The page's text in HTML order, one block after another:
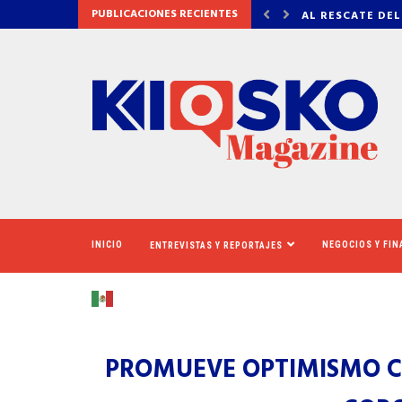
PUBLICACIONES RECIENTES
CINERAMA DOME VADHIR
INICIO ENTREVISTAS Y REPORTAJES NEGOCIOS Y
PROMUEVE OPTIMISMO